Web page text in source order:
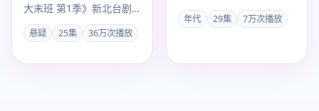
大末班 第1季》新北台剧
完整版超清上线。李安以
悬疑手法叙事，彭于晏、
悬疑 25集 36万次播放
逢 第1季》，年代剧情紧
凑口碑上扬，卡司陈道
年代 29集 7万次播放